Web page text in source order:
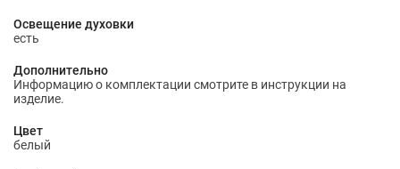
Освещение духовки
есть
Дополнительно
Информацию о комплектации смотрите в инструкции на
изделие.
Цвет
белый